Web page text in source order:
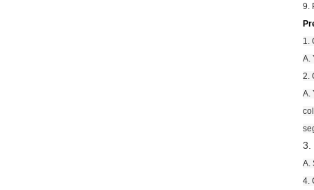
9.
1.
A.
2.
A.
3.
A.
4.